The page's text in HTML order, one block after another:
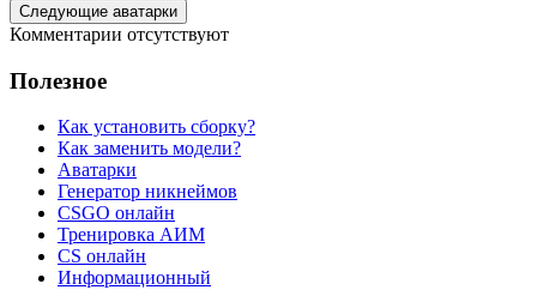
Следующие аватарки
Комментарии отсутствуют
Полезное
Как установить сборку?
Как заменить модели?
Аватарки
Генератор никнеймов
CSGO онлайн
Тренировка АИМ
CS онлайн
Информационный